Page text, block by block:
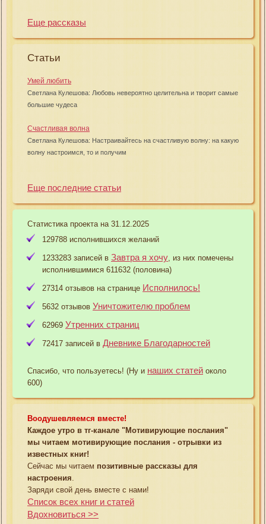
Еще рассказы
Статьи
Умей любить
Светлана Кулешова: Любовь невероятно целительна и творит самые
большие чудеса
Счастливая волна
Светлана Кулешова: Настраивайтесь на счастливую волну: на какую
волну настроимся, то и получим
Еще последние статьи
Статистика проекта на 31.12.2025
129788 исполнившихся желаний
1233283 записей в Завтра я хочу , из них помечены
исполнившимися 611632 (половина)
27314 отзывов на странице Исполнилось!
5632 отзывов Уничтожителю проблем
62969 Утренних страниц
72417 записей в Дневнике Благодарностей
Спасибо, что пользуетесь! (Ну и наших статей около
600)
Воодушевляемся вместе!
Каждое утро в тг-канале "Мотивирующие послания"
мы читаем мотивирующие послания - отрывки из
известных книг!
Сейчас мы читаем позитивные рассказы для
настроения
Заряди свой день вместе с нами!
Список всех книг и статей
Вдохновиться >>